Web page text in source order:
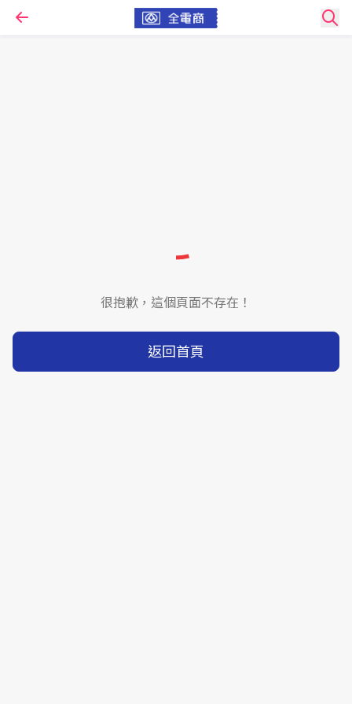
很抱歉，這個頁面不存在！
返回首頁